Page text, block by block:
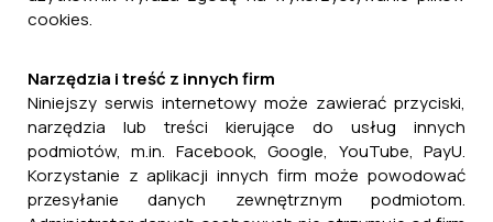
cookies.
Narzędzia i treść z innych firm
Niniejszy serwis internetowy może zawierać przyciski,
narzędzia lub treści kierujące do usług innych
podmiotów, m.in. Facebook, Google, YouTube, PayU.
Korzystanie z aplikacji innych firm może powodować
przesyłanie danych zewnętrznym podmiotom.